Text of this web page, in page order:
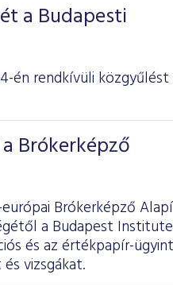
a Budapesti
én rendkívüli
Brókerképző
Brókerképző
a Budapest
és az értékpapír-
vizsgákat.